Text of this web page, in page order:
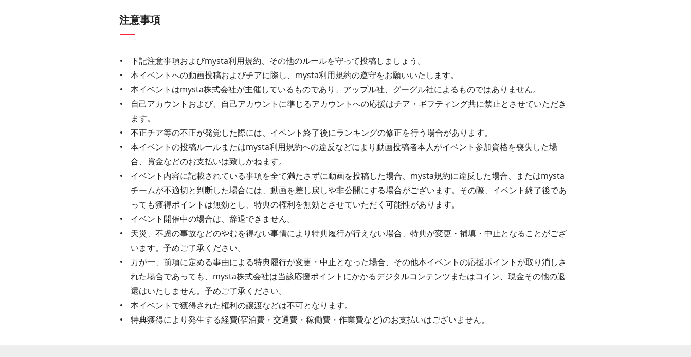
注意事項
下記注意事項およびmysta利用規約、その他のルールを守って投稿しましょう。
本イベントへの動画投稿およびチアに際し、mysta利用規約の遵守をお願いいたします。
本イベントはmysta株式会社が主催しているものであり、アップル社、グーグル社によるものではありません。
自己アカウントおよび、自己アカウントに準じるアカウントへの応援はチア・ギフティング共に禁止とさせていただき
ます。
不正チア等の不正が発覚した際には、イベント終了後にランキングの修正を行う場合があります。
本イベントの投稿ルールまたはmysta利用規約への違反などにより動画投稿者本人がイベント参加資格を喪失した場
合、賞金などのお支払いは致しかねます。
イベント内容に記載されている事項を全て満たさずに動画を投稿した場合、mysta規約に違反した場合、またはmysta
チームが不適切と判断した場合には、動画を差し戻しや非公開にする場合がございます。その際、イベント終了後であ
っても獲得ポイントは無効とし、特典の権利を無効とさせていただく可能性があります。
イベント開催中の場合は、辞退できません。
天災、不慮の事故などのやむを得ない事情により特典履行が行えない場合、特典が変更・補填・中止となることがござ
います。予めご了承ください。
万が一、前項に定める事由による特典履行が変更・中止となった場合、その他本イベントの応援ポイントが取り消しさ
れた場合であっても、mysta株式会社は当該応援ポイントにかかるデジタルコンテンツまたはコイン、現金その他の返
還はいたしません。予めご了承ください。
本イベントで獲得された権利の譲渡などは不可となります。
特典獲得により発生する経費(宿泊費・交通費・稼働費・作業費など)のお支払いはございません。